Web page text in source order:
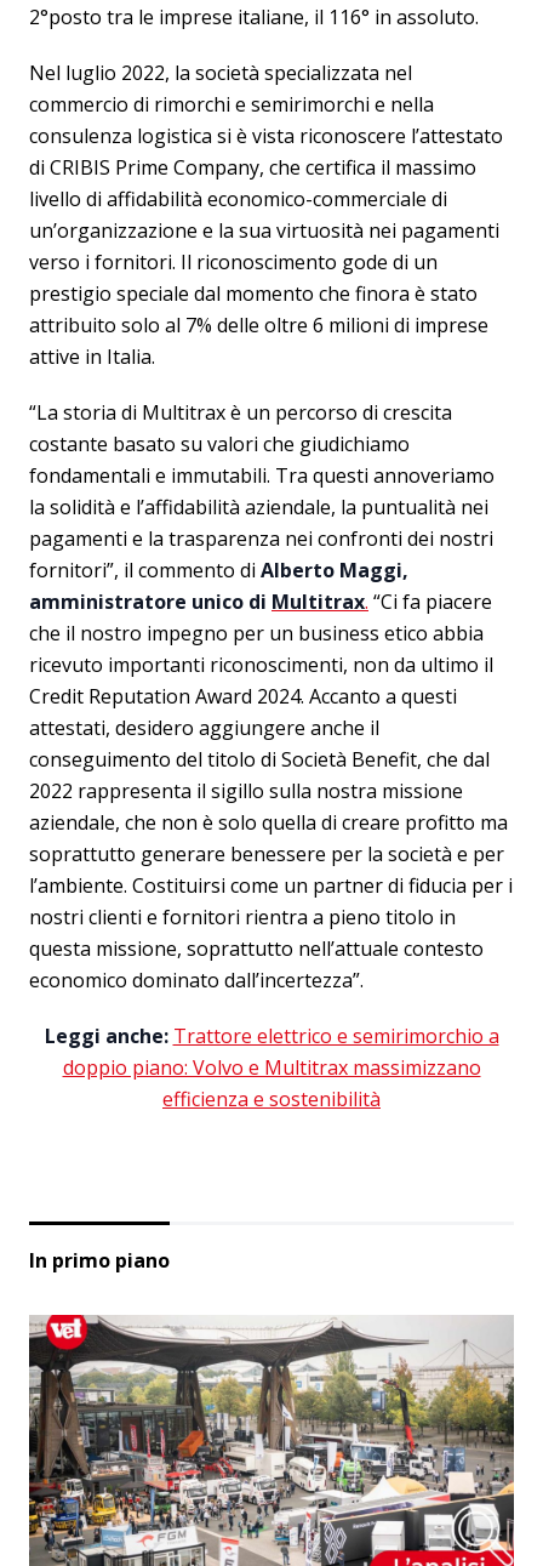
2°posto tra le imprese italiane, il 116° in assoluto.
Nel luglio 2022, la società specializzata nel
commercio di rimorchi e semirimorchi e nella
consulenza logistica si è vista riconoscere l’attestato
di CRIBIS Prime Company, che certifica il massimo
livello di affidabilità economico-commerciale di
un’organizzazione e la sua virtuosità nei pagamenti
verso i fornitori. Il riconoscimento gode di un
prestigio speciale dal momento che finora è stato
attribuito solo al 7% delle oltre 6 milioni di imprese
attive in Italia.
“La storia di Multitrax è un percorso di crescita
costante basato su valori che giudichiamo
fondamentali e immutabili. Tra questi annoveriamo
la solidità e l’affidabilità aziendale, la puntualità nei
pagamenti e la trasparenza nei confronti dei nostri
fornitori”, il commento di Alberto Maggi,
amministratore unico di Multitrax. “Ci fa piacere
che il nostro impegno per un business etico abbia
ricevuto importanti riconoscimenti, non da ultimo il
Credit Reputation Award 2024. Accanto a questi
attestati, desidero aggiungere anche il
conseguimento del titolo di Società Benefit, che dal
2022 rappresenta il sigillo sulla nostra missione
aziendale, che non è solo quella di creare profitto ma
soprattutto generare benessere per la società e per
l’ambiente. Costituirsi come un partner di fiducia per i
nostri clienti e fornitori rientra a pieno titolo in
questa missione, soprattutto nell’attuale contesto
economico dominato dall’incertezza”.
Leggi anche: Trattore elettrico e semirimorchio a
doppio piano: Volvo e Multitrax massimizzano
efficienza e sostenibilità
In primo piano